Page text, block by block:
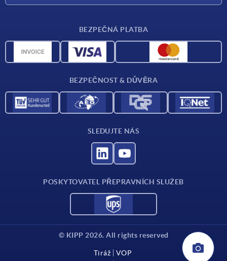
CAD data
BEZPEČNÁ PLATBA
BEZPEČNOST & DŮVĚRA
SLEDUJTE NÁS
POSKYTOVATEL PŘEPRAVNÍCH SLUŽEB
© KIPP 2026. All rights reserved
Tiráž
VOP